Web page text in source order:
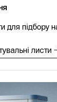
для підбору
листи